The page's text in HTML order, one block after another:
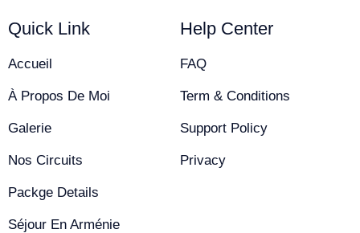
Quick Link
Accueil
À Propos De Moi
Galerie
Nos Circuits
Packge Details
Séjour En Arménie
Help Center
FAQ
Term & Conditions
Support Policy
Privacy